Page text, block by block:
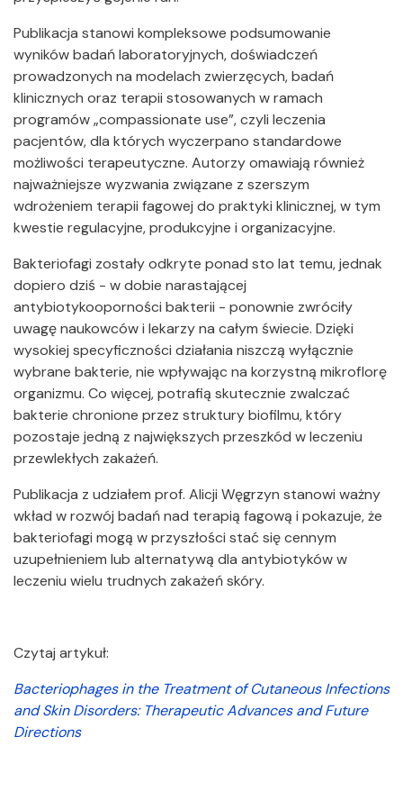
Publikacja stanowi kompleksowe podsumowanie
wyników badań laboratoryjnych, doświadczeń
prowadzonych na modelach zwierzęcych, badań
klinicznych oraz terapii stosowanych w ramach
programów „compassionate use”, czyli leczenia
pacjentów, dla których wyczerpano standardowe
możliwości terapeutyczne. Autorzy omawiają również
najważniejsze wyzwania związane z szerszym
wdrożeniem terapii fagowej do praktyki klinicznej, w tym
kwestie regulacyjne, produkcyjne i organizacyjne.
Bakteriofagi zostały odkryte ponad sto lat temu, jednak
dopiero dziś - w dobie narastającej
antybiotykooporności bakterii - ponownie zwróciły
uwagę naukowców i lekarzy na całym świecie. Dzięki
wysokiej specyficzności działania niszczą wyłącznie
wybrane bakterie, nie wpływając na korzystną mikroflorę
organizmu. Co więcej, potrafią skutecznie zwalczać
bakterie chronione przez struktury biofilmu, który
pozostaje jedną z największych przeszkód w leczeniu
przewlekłych zakażeń.
Publikacja z udziałem prof. Alicji Węgrzyn stanowi ważny
wkład w rozwój badań nad terapią fagową i pokazuje, że
bakteriofagi mogą w przyszłości stać się cennym
uzupełnieniem lub alternatywą dla antybiotyków w
leczeniu wielu trudnych zakażeń skóry.
Czytaj artykuł:
Bacteriophages in the Treatment of Cutaneous Infections
and Skin Disorders: Therapeutic Advances and Future
Directions